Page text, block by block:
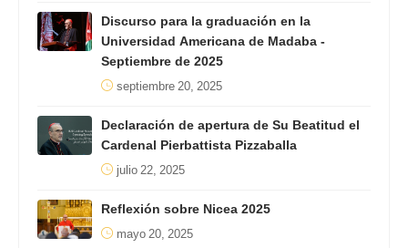
Discurso para la graduación en la
Universidad Americana de Madaba -
Septiembre de 2025
septiembre 20, 2025
Declaración de apertura de Su Beatitud el
Cardenal Pierbattista Pizzaballa
julio 22, 2025
Reflexión sobre Nicea 2025
mayo 20, 2025